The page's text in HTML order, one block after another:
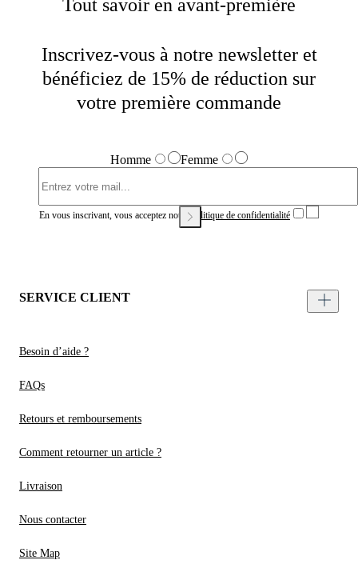
Tout savoir en avant-première
Inscrivez-vous à notre newsletter et
bénéficiez de 15% de réduction sur
votre première commande
Homme Femme
En vous inscrivant, vous acceptez notrePolitique de confidentialité
SERVICE CLIENT
Besoin d’aide ?
FAQs
Retours et remboursements
Comment retourner un article ?
Livraison
Nous contacter
Site Map